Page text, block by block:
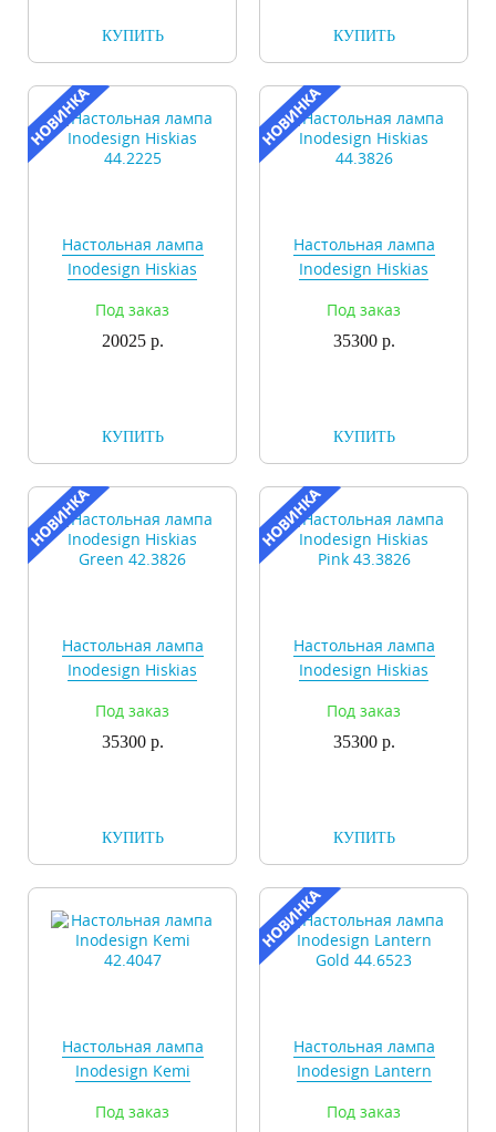
КУПИТЬ КУПИТЬ
Настольная лампа
Inodesign Hiskias
Под заказ
20025 р.
КУПИТЬ
Настольная лампа
Inodesign Hiskias
Под заказ
35300 р.
КУПИТЬ
Настольная лампа
Inodesign Hiskias
Под заказ
35300 р.
КУПИТЬ
Настольная лампа
Inodesign Hiskias
Под заказ
35300 р.
КУПИТЬ
Настольная лампа
Inodesign Kemi
Под заказ
Настольная лампа
Inodesign Lantern
Под заказ